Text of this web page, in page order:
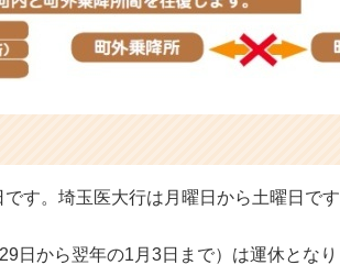
す。埼玉医大行は月曜日から土曜日です
日から翌年の1月3日まで）は運休となり